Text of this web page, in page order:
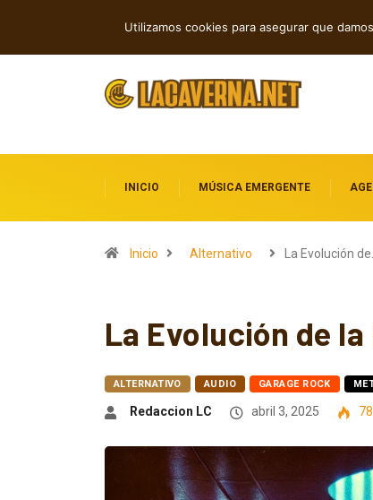
INICIO MÚSICA EMERGENTE
Inicio Alternativo La Evolución de…
La Evolución de la
ALTERNATIVO AUDIO GARAGE ROCK
Redaccion LC abril 3, 2025
Utilizamos cookies para asegurar que